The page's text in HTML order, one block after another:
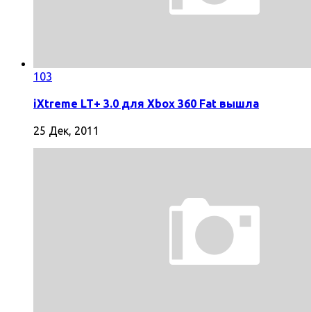
103
iXtreme LT+ 3.0 для Xbox 360 Fat вышла
25 Дек, 2011